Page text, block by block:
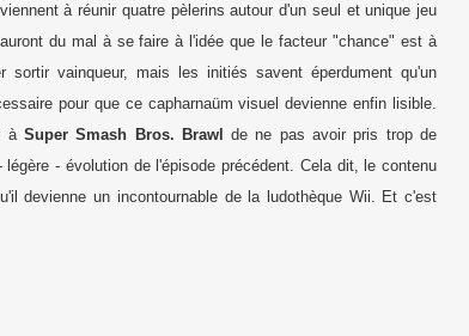
à réunir quatre pèlerins autour d'un seul et unique jeu
du mal à se faire à l'idée que le facteur "chance" est à
sortir vainqueur, mais les initiés savent éperdument qu'un
pour que ce capharnaüm visuel devienne enfin lisible.
à Super Smash Bros. Brawl
de ne pas avoir pris trop de
- évolution de l'épisode précédent. Cela dit, le contenu
devienne un incontournable de la ludothèque Wii. Et c'est